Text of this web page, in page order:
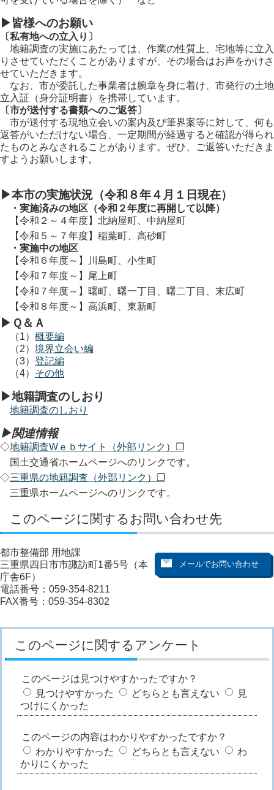
▶皆様へのお願い
〔私有地への立入り〕
地籍調査の実施にあたっては、作業の性質上、宅地等に立入
りさせていただくことがありますが、その場合はお声をかけさ
せていただきます。
なお、市が委託した事業者は腕章を身に着け、市発行の土地
立入証（身分証明書）を携帯しています。
〔市が送付する書類へのご返答〕
市が送付する現地立会いの案内及び筆界案等に対して、何も
返答がいただけない場合、一定期間が経過すると確認が得られ
たものとみなされることがあります。ぜひ、ご返答いただきま
すようお願いします。
▶本市の実施状況（令和８年４月１日現在）
・実施済みの地区（令和２年度に再開して以降）
【令和２～４年度】北納屋町、中納屋町
【令和５～７年度】稲葉町、高砂町
・実施中の地区
【令和６年度～】川島町、小生町
【令和７年度～】尾上町
【令和７年度～】曙町、曙一丁目、曙二丁目、末広町
【令和８年度～】高浜町、東新町
▶Ｑ＆Ａ
（1） 概要編
（2） 境界立会い編
（3） 登記編
（4） その他
▶地籍調査のしおり
地籍調査のしおり
▶関連情報
◇地籍調査Wｅｂサイト（外部リンク）❐
国土交通省ホームページへのリンクです。
◇三重県の地籍調査（外部リンク）❐
三重県ホームページへのリンクです。
このページに関するお問い合わせ先
都市整備部 用地課
三重県四日市市諏訪町1番5号（本
庁舎6F）
電話番号：059-354-8211
FAX番号：059-354-8302
このページに関するアンケート
このページは見つけやすかったですか？
見つけやすかった
どちらとも言えない
見
つけにくかった
このページの内容はわかりやすかったですか？
わかりやすかった
どちらとも言えない
わ
かりにくかった